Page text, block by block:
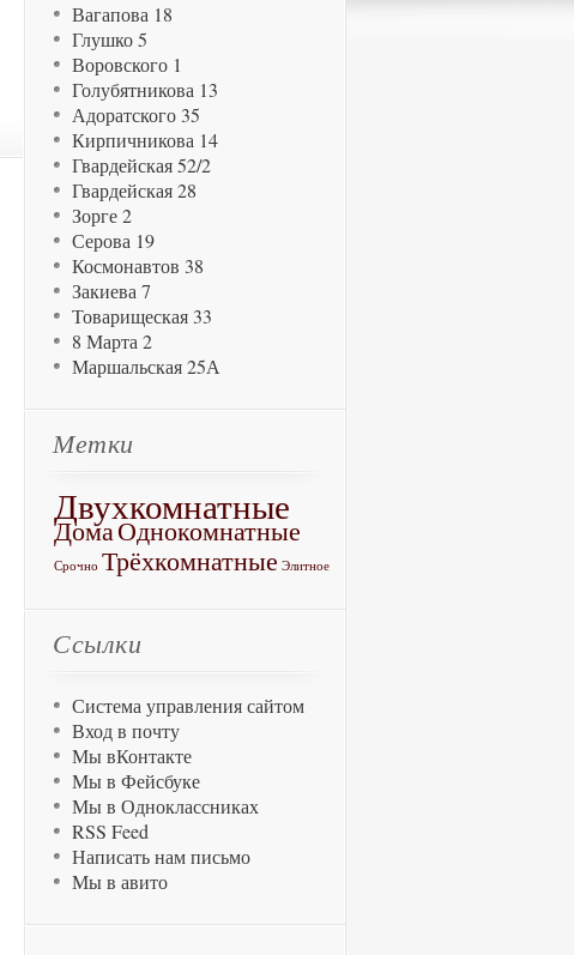
Вагапова 18
Глушко 5
Воровского 1
Голубятникова 13
Адоратского 35
Кирпичникова 14
Гвардейская 52/2
Гвардейская 28
Зорге 2
Серова 19
Космонавтов 38
Закиева 7
Товарищеская 33
8 Марта 2
Маршальская 25А
Метки
Двухкомнатные
ДомаОднокомнатные
Срочно Трёхкомнатные Элитное
Ссылки
Система управления сайтом
Вход в почту
Мы вКонтакте
Мы в Фейсбуке
Мы в Одноклассниках
RSS Feed
Написать нам письмо
Мы в авито